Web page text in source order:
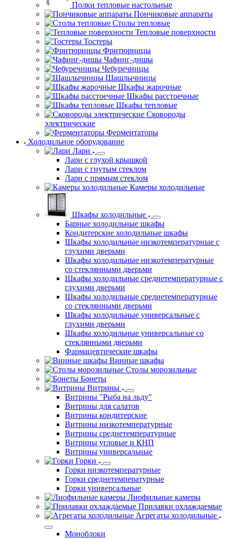
Полки тепловые настольные
Пончиковые аппараты
Столы тепловые
Тепловые поверхности
Тостеры
Фритюрницы
Чафинг-дишы
Чебуречницы
Шашлычницы
Шкафы жарочные
Шкафы расстоечные
Шкафы тепловые
Сковороды
электрические
Ферментаторы
Холодильное оборудование
Лари
Лари с глухой крышкой
Лари с гнутым стеклом
Лари с прямым стеклом
Камеры холодильные
Шкафы холодильные
Барные холодильные шкафы
Кондитерские холодильные шкафы
Шкафы холодильные низкотемпературные с
глухими дверьми
Шкафы холодильные низкотемпературные
со стеклянными дверьми
Шкафы холодильные среднетемпературные с
глухими дверьми
Шкафы холодильные среднетемпературные
со стеклянными дверьми
Шкафы холодильные универсальные с
глухими дверьми
Шкафы холодильные универсальные со
стеклянными дверьми
Фармацевтические шкафы
Винные шкафы
Столы морозильные
Бонеты
Витрины
Витрины "Рыба на льду"
Витрины для салатов
Витрины кондитерские
Витрины низкотемпературные
Витрины среднетемпературные
Витрины угловые и КНП
Витрины универсальные
Горки
Горки низкотемпературные
Горки среднетемпературные
Горки универсальные
Лиофильные камеры
Прилавки охлаждаемые
Агрегаты холодильные
Моноблоки